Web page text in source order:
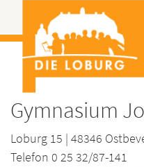
Gymnasium
Loburg 15 | 48346
Telefon 0 25 32/87-141